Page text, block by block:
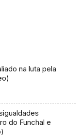
na luta pela
do Funchal e